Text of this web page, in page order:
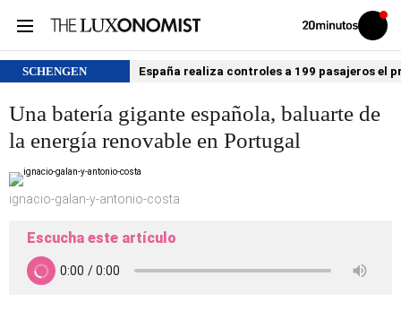
Volver
Iniciar
sesión
SCHENGEN España realiza controles a 199 pasajeros el
Una batería gigante española, baluarte de
la energía renovable en Portugal
ignacio-galan-y-antonio-costa
Escucha este artículo